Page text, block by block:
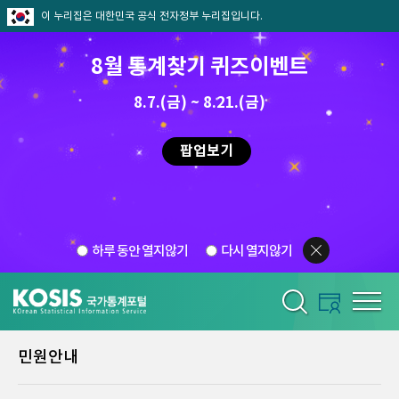
이 누리집은 대한민국 공식 전자정부 누리집입니다.
8월 통계찾기 퀴즈이벤트
8.7.(금) ~ 8.21.(금)
팝업보기
하루 동안 열지않기 다시 열지않기
민원안내